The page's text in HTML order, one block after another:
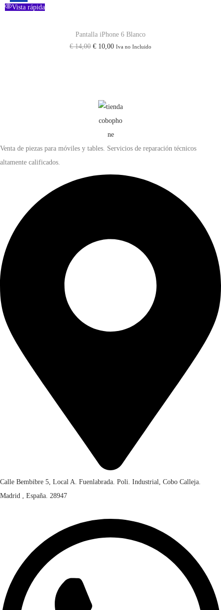
Vista rápida
Pantalla iPhone 6 Blanco
€14,00 € 10,00 Iva no Incluido
Venta de piezas para móviles y tables. Servicios de reparación técnicos
altamente calificados.
Calle Bembibre 5, Local A. Fuenlabrada. Poli. Industrial, Cobo Calleja.
Madrid , España. 28947